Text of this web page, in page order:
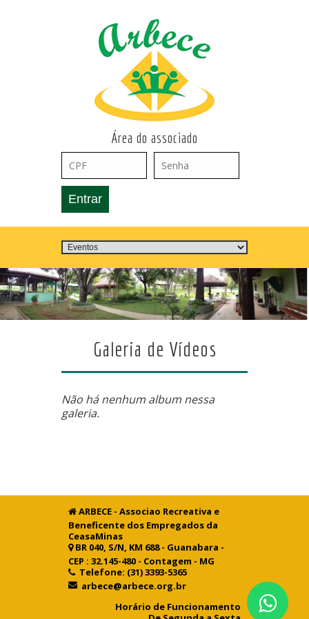
Área do associado
Entrar
Galeria de Vídeos
Não há nenhum album nessa
galeria.
ARBECE - Associao Recreativa e
Beneficente dos Empregados da
CeasaMinas
BR 040, S/N, KM 688 - Guanabara -
CEP : 32.145-480 - Contagem - MG
Telefone: (31) 3393-5365
arbece@arbece.org.br
Horário de Funcionamento